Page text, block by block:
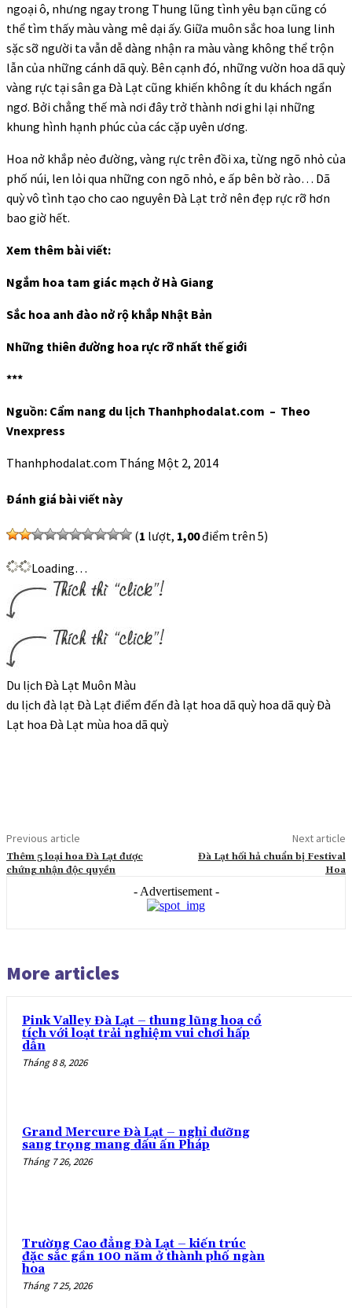
ngoại ô, nhưng ngay trong Thung lũng tình yêu bạn cũng có
thể tìm thấy màu vàng mê dại ấy. Giữa muôn sắc hoa lung linh
sặc sỡ người ta vẫn dễ dàng nhận ra màu vàng không thể trộn
lẫn của những cánh dã quỳ. Bên cạnh đó, những vườn hoa dã quỳ
vàng rực tại sân ga Đà Lạt cũng khiến không ít du khách ngẩn
ngơ. Bởi chẳng thế mà nơi đây trở thành nơi ghi lại những
khung hình hạnh phúc của các cặp uyên ương.
Hoa nở khắp nẻo đường, vàng rực trên đồi xa, từng ngõ nhỏ của
phố núi, len lỏi qua những con ngõ nhỏ, e ấp bên bờ rào… Dã
quỳ vô tình tạo cho cao nguyên Đà Lạt trở nên đẹp rực rỡ hơn
bao giờ hết.
Xem thêm bài viết:
Ngắm hoa tam giác mạch ở Hà Giang
Sắc hoa anh đào nở rộ khắp Nhật Bản
Những thiên đường hoa rực rỡ nhất thế giới
***
Nguồn: Cẩm nang du lịch Thanhphodalat.com – Theo
Vnexpress
Thanhphodalat.com Tháng Một 2, 2014
Đánh giá bài viết này
(1 lượt, 1,00điểm trên 5)
Loading…
Du lịch Đà Lạt Muôn Màu
du lịch đà lạt Đà Lạt điểm đến đà lạt hoa dã quỳ hoa dã quỳ Đà
Lạt hoa Đà Lạt mùa hoa dã quỳ
Previous article
Thêm 5 loại hoa Đà Lạt được
chứng nhận độc quyền
Next article
Đà Lạt hối hả chuẩn bị Festival
Hoa
- Advertisement -
More articles
Pink Valley Đà Lạt – thung lũng hoa cổ
tích với loạt trải nghiệm vui chơi hấp
dẫn
Tháng 8 8, 2026
Grand Mercure Đà Lạt – nghỉ dưỡng
sang trọng mang dấu ấn Pháp
Tháng 7 26, 2026
Trường Cao đẳng Đà Lạt – kiến trúc
đặc sắc gần 100 năm ở thành phố ngàn
hoa
Tháng 7 25, 2026